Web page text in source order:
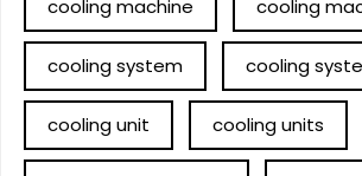
cooling machine cooling
cooling system cooling
cooling unit cooling units